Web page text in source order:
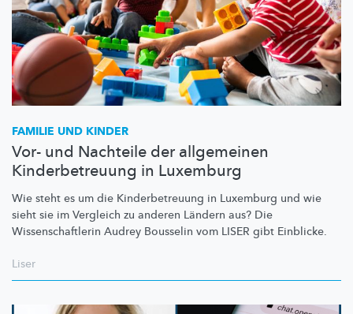
FAMILIE UND KINDER
Vor- und Nachteile der allgemeinen
Kinderbetreuung in Luxemburg
Wie steht es um die Kinderbetreuung in Luxemburg und wie
sieht sie im Vergleich zu anderen Ländern aus? Die
Wissenschaftlerin Audrey Bousselin vom LISER gibt Einblicke.
Liser